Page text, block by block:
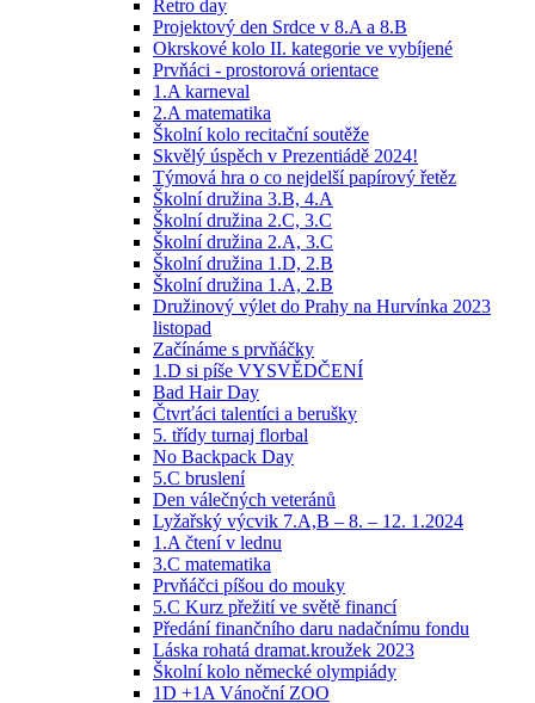
Retro day
Projektový den Srdce v 8.A a 8.B
Okrskové kolo II. kategorie ve vybíjené
Prvňáci - prostorová orientace
1.A karneval
2.A matematika
Školní kolo recitační soutěže
Skvělý úspěch v Prezentiádě 2024!
Týmová hra o co nejdelší papírový řetěz
Školní družina 3.B, 4.A
Školní družina 2.C, 3.C
Školní družina 2.A, 3.C
Školní družina 1.D, 2.B
Školní družina 1.A, 2.B
Družinový výlet do Prahy na Hurvínka 2023
listopad
Začínáme s prvňáčky
1.D si píše VYSVĚDČENÍ
Bad Hair Day
Čtvrťáci talentíci a berušky
5. třídy turnaj florbal
No Backpack Day
5.C bruslení
Den válečných veteránů
Lyžařský výcvik 7.A,B – 8. – 12. 1.2024
1.A čtení v lednu
3.C matematika
Prvňáčci píšou do mouky
5.C Kurz přežití ve světě financí
Předání finančního daru nadačnímu fondu
Láska rohatá dramat.kroužek 2023
Školní kolo německé olympiády
1D +1A Vánoční ZOO